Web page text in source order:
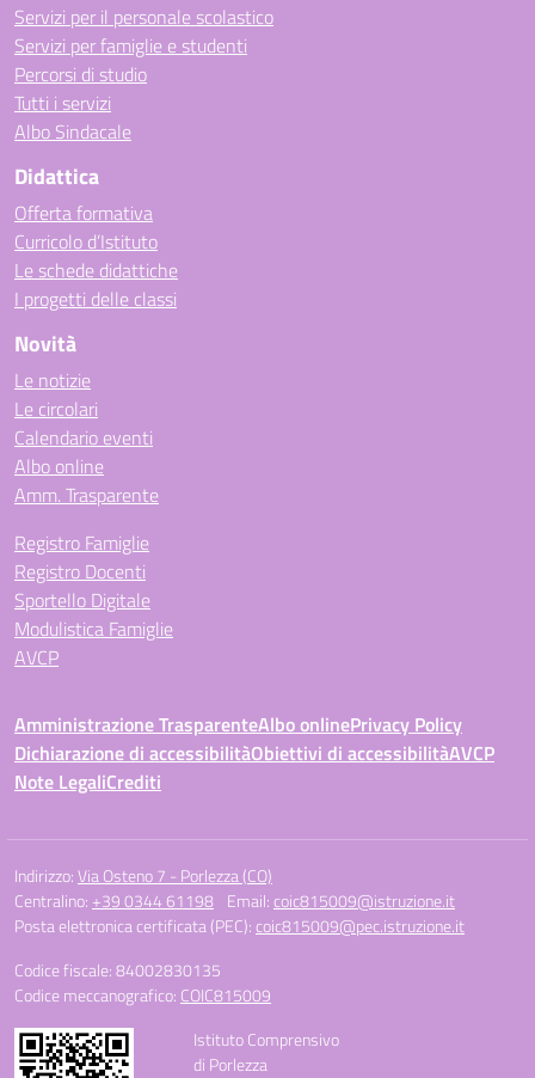
Servizi per il personale scolastico
Servizi per famiglie e studenti
Percorsi di studio
Tutti i servizi
Albo Sindacale
Didattica
Offerta formativa
Curricolo d’Istituto
Le schede didattiche
I progetti delle classi
Novità
Le notizie
Le circolari
Calendario eventi
Albo online
Amm. Trasparente
Registro Famiglie
Registro Docenti
Sportello Digitale
Modulistica Famiglie
AVCP
Amministrazione TrasparenteAlbo onlinePrivacy Policy
Dichiarazione di accessibilitàObiettivi di accessibilitàAVCP
Note LegaliCrediti
Indirizzo:Via Osteno 7 - Porlezza (CO)
Centralino: +39 0344 61198 Email:coic815009@istruzione.it
Posta elettronica certificata (PEC):coic815009@pec.istruzione.it
Codice fiscale: 84002830135
Codice meccanografico: COIC815009
Istituto Comprensivo
di Porlezza